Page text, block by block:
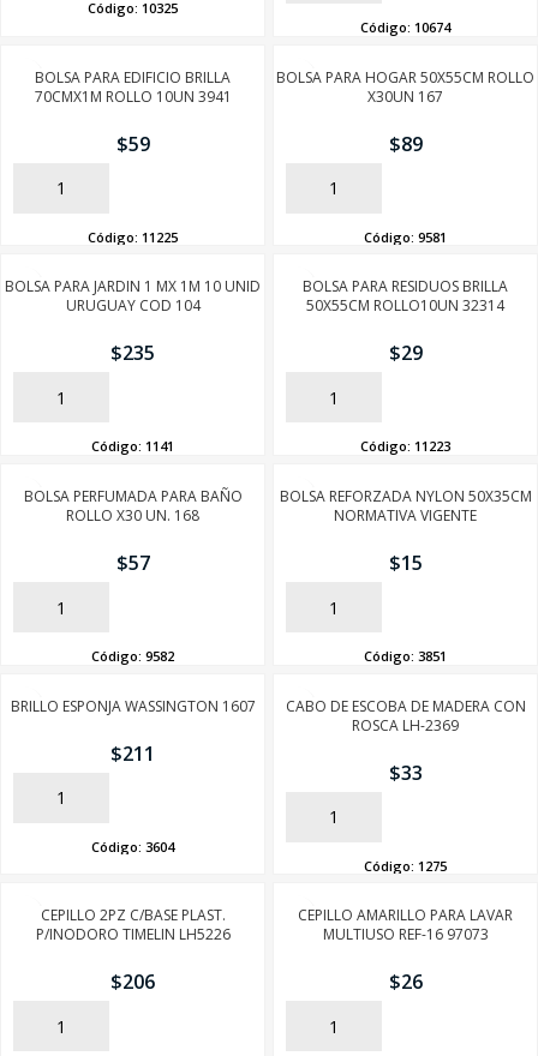
Código: 10325
Código: 10674
BOLSA PARA EDIFICIO BRILLA
70CMX1M ROLLO 10UN 3941
$59
AÑADIR
Código: 11225
BOLSA PARA HOGAR 50X55CM ROLLO
X30UN 167
$89
AÑADIR
Código: 9581
BOLSA PARA JARDIN 1 MX 1M 10 UNID
URUGUAY COD 104
$235
AÑADIR
Código: 1141
BOLSA PARA RESIDUOS BRILLA
50X55CM ROLLO10UN 32314
$29
AÑADIR
Código: 11223
BOLSA PERFUMADA PARA BAÑO
ROLLO X30 UN. 168
$57
AÑADIR
Código: 9582
BOLSA REFORZADA NYLON 50X35CM
NORMATIVA VIGENTE
$15
AÑADIR
Código: 3851
BRILLO ESPONJA WASSINGTON 1607
$211
AÑADIR
Código: 3604
CABO DE ESCOBA DE MADERA CON
ROSCA LH-2369
$33
AÑADIR
Código: 1275
CEPILLO 2PZ C/BASE PLAST.
P/INODORO TIMELIN LH5226
$206
AÑADIR
CEPILLO AMARILLO PARA LAVAR
MULTIUSO REF-16 97073
$26
AÑADIR